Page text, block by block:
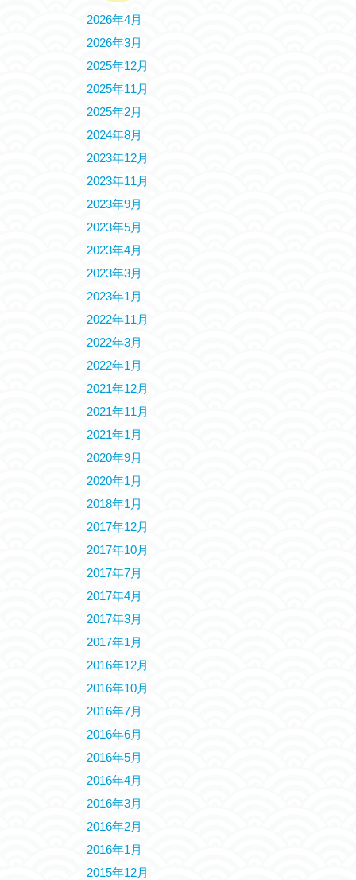
2026年4月
2026年3月
2025年12月
2025年11月
2025年2月
2024年8月
2023年12月
2023年11月
2023年9月
2023年5月
2023年4月
2023年3月
2023年1月
2022年11月
2022年3月
2022年1月
2021年12月
2021年11月
2021年1月
2020年9月
2020年1月
2018年1月
2017年12月
2017年10月
2017年7月
2017年4月
2017年3月
2017年1月
2016年12月
2016年10月
2016年7月
2016年6月
2016年5月
2016年4月
2016年3月
2016年2月
2016年1月
2015年12月